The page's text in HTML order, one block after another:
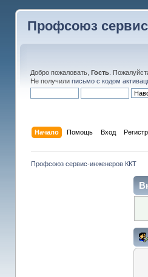
Профсоюз
Добро пожаловать, Гость.
Не получили письмо с кодом
Начало Помощь Вход
Профсоюз сервис-инженеров ККТ